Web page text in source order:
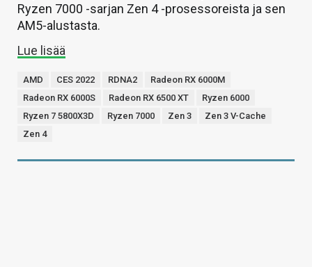
Ryzen 7000 -sarjan Zen 4 -prosessoreista ja sen
AM5-alustasta.
Lue lisää
AMD CES 2022 RDNA2
Radeon RX 6000M
Radeon RX 6000S
Radeon RX 6500 XT
Ryzen 6000
Ryzen 7 5800X3D
Ryzen 7000 Zen 3
Zen 3 V-Cache
Zen 4